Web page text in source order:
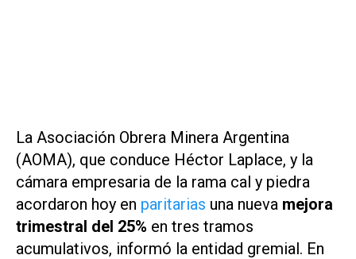
La Asociación Obrera Minera Argentina
(AOMA), que conduce Héctor Laplace, y la
cámara empresaria de la rama cal y piedra
acordaron hoy en paritarias una nueva mejora
trimestral del 25% en tres tramos
acumulativos, informó la entidad gremial. En